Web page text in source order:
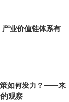
业价值链体系有
策如何发力？——来
观察